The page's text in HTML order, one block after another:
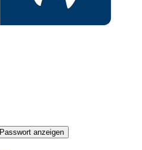
Passwort anzeigen